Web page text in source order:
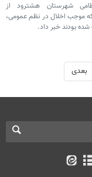
شهرستان هشترود از
موجب اخلال در نظم عمومی،
بودند خبر داد.
بعدی